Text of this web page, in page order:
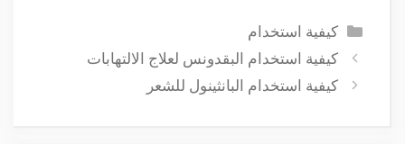
التصنيفات
كيفية استخدام
كيفية استخدام البقدونس لعلاج الالتهابات
كيفية استخدام البانثينول للشعر